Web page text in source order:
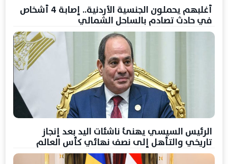
أغلبهم يحملون الجنسية الأردنية.. إصابة 4 أشخاص
في حادث تصادم بالساحل الشمالي
الرئيس السيسي يهنئ ناشئات اليد بعد إنجاز
تاريخي والتأهل إلى نصف نهائي كأس العالم